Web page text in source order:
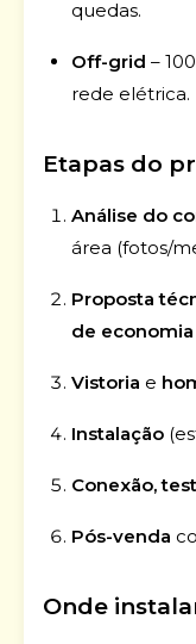
quedas.
Off-grid –
rede elétrica.
Etapas do
Análise do
área (fotos/
Proposta
de
Vistoria e
Instalação
Conexão,
Pós-venda
Onde